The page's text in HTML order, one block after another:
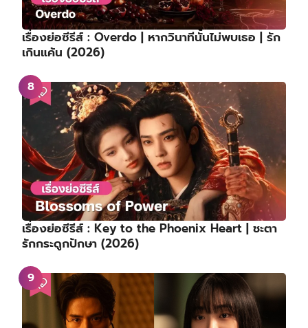
เรื่องย่อซีรีส์ : Overdo | หากวินาทีนั้นไม่พบเธอ | รัก
เกินแค้น (2026)
เรื่องย่อซีรีส์ : Key to the Phoenix Heart | ชะตา
รักกระดูกปักษา (2026)